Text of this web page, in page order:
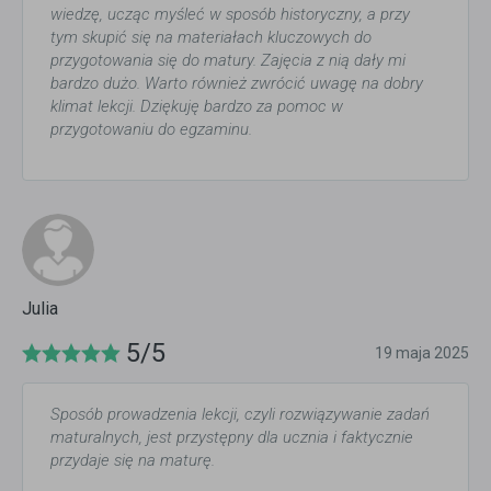
wiedzę, ucząc myśleć w sposób historyczny, a przy
tym skupić się na materiałach kluczowych do
przygotowania się do matury. Zajęcia z nią dały mi
bardzo dużo. Warto również zwrócić uwagę na dobry
klimat lekcji. Dziękuję bardzo za pomoc w
przygotowaniu do egzaminu.
Julia
5/5 19 maja 2025
Sposób prowadzenia lekcji, czyli rozwiązywanie zadań
maturalnych, jest przystępny dla ucznia i faktycznie
przydaje się na maturę.